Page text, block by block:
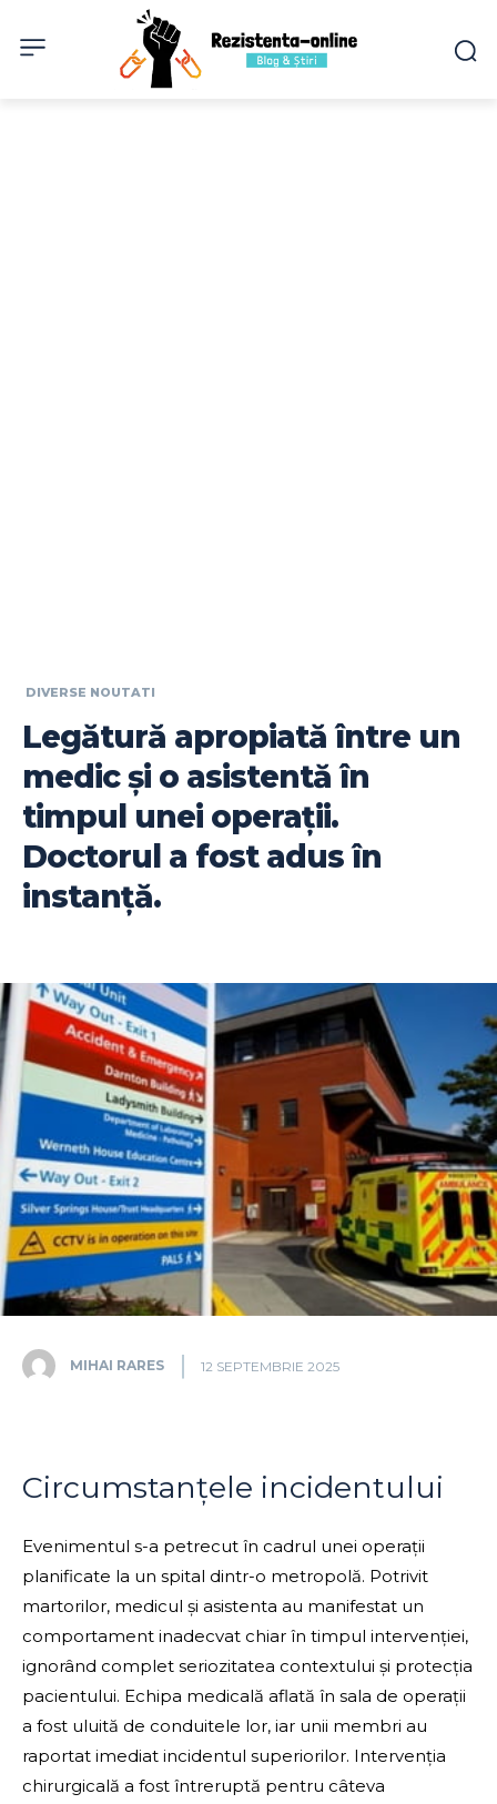
DIVERSE NOUTATI
Legătură apropiată între un
medic și o asistentă în
timpul unei operații.
Doctorul a fost adus în
instanță.
MIHAI RARES 12 SEPTEMBRIE 2025
Circumstanțele incidentului
Evenimentul s-a petrecut în cadrul unei operații
planificate la un spital dintr-o metropolă. Potrivit
martorilor, medicul și asistenta au manifestat un
comportament inadecvat chiar în timpul intervenției,
ignorând complet seriozitatea contextului și protecția
pacientului. Echipa medicală aflată în sala de operații
a fost uluită de conduitele lor, iar unii membri au
raportat imediat incidentul superiorilor. Intervenția
chirurgicală a fost întreruptă pentru câteva